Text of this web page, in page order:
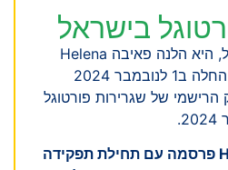
בישראל
שגרירת פורטוגל בישראל, היא הלנה פאיבה Helena
Paiva וכניסתה לתפקיד החלה ב1 לנובמבר 2024
הרישמי של שגרירות פורטוגל
השגרירה Helena Paiva פרסמה עם תחילת תפקידה